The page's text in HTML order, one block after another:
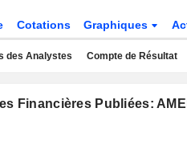
Cotations Graphiques
des Analystes Compte de Résultat
Financières Publiées: